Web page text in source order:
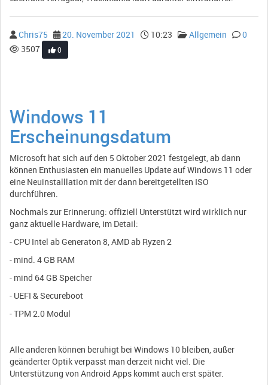
Chris75 20. November 2021 10:23 Allgemein
0
3507
0
Windows 11
Erscheinungsdatum
Microsoft hat sich auf den 5 Oktober 2021 festgelegt, ab dann
können Enthusiasten ein manuelles Update auf Windows 11 oder
eine Neuinstalllation mit der dann bereitgetellten ISO
durchführen.
Nochmals zur Erinnerung: offiziell Unterstützt wird wirklich nur
ganz aktuelle Hardware, im Detail:
- CPU Intel ab Generaton 8, AMD ab Ryzen 2
- mind. 4 GB RAM
- mind 64 GB Speicher
- UEFI & Secureboot
- TPM 2.0 Modul
Alle anderen können beruhigt bei Windows 10 bleiben, außer
geänderter Optik verpasst man derzeit nicht viel. Die
Unterstützung von Android Apps kommt auch erst später.